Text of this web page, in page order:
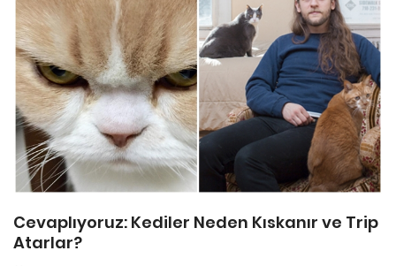
Cevaplıyoruz: Kediler Neden Kıskanır ve Trip
Atarlar?